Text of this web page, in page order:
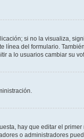
si no la visualiza,
del formulario.
a lo usuarios cambiar su
hay que editar el
o administradores